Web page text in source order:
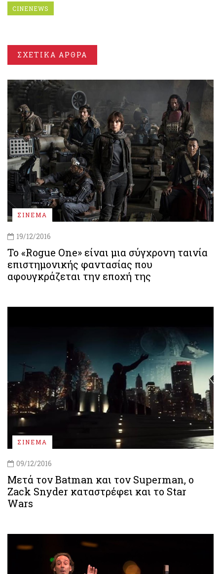
CINENEWS
ΣΧΕΤΙΚΑ ΑΡΘΡΑ
ΣΙΝΕΜΑ
19/12/2016
Το «Rogue One» είναι μια σύγχρονη ταινία
επιστημονικής φαντασίας που
αφουγκράζεται την εποχή της
ΣΙΝΕΜΑ
09/12/2016
Mετά τον Batman και τον Superman, ο
Zack Snyder καταστρέφει και το Star
Wars